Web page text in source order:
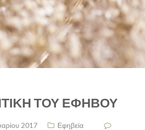
ΤΟΥ ΕΦΉΒΟΥ
2017
Εφηβεία